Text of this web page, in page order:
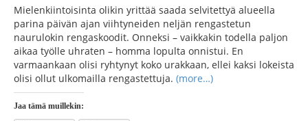
Mielenkiintoisinta olikin yrittää saada selvitettyä alueella
parina päivän ajan viihtyneiden neljän rengastetun
naurulokin rengaskoodit. Onneksi – vaikkakin todella paljon
aikaa työlle uhraten – homma lopulta onnistui. En
varmaankaan olisi ryhtynyt koko urakkaan, ellei kaksi lokeista
olisi ollut ulkomailla rengastettuja. (more…)
Jaa tämä muillekin: